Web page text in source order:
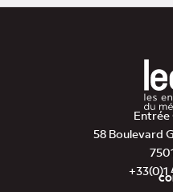
onglet)
Entrée
58 Boulevard
+33(0)1